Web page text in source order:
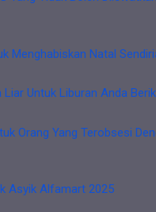
Menghabiskan Natal
Untuk Liburan Anda
Orang Yang Terobsesi
Asyik Alfamart 2025